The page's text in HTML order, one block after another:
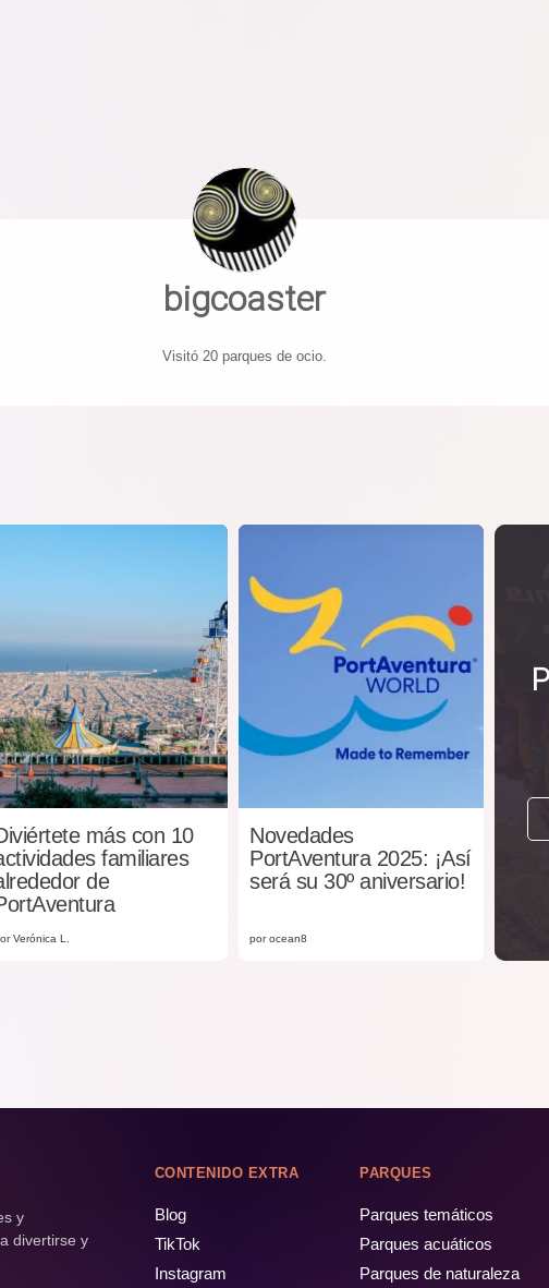
bigcoaster
Visitó 20 parques de ocio.
más con 10
familiares
de
Verónica L.
Novedades
PortAventura 2025: ¡Así
será su 30º aniversario!
por ocean8
y
divertirse y
CONTENIDO EXTRA
Blog
TikTok
Instagram
PARQUES
Parques temáticos
Parques acuáticos
Parques de naturaleza